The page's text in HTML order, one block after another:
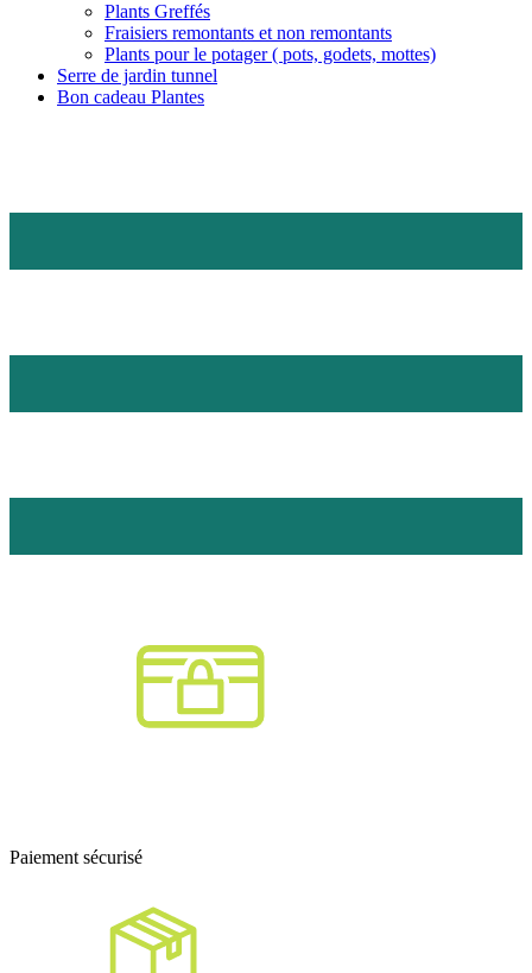
Plants Greffés
Fraisiers remontants et non remontants
Plants pour le potager ( pots, godets, mottes)
Serre de jardin tunnel
Bon cadeau Plantes
Paiement sécurisé